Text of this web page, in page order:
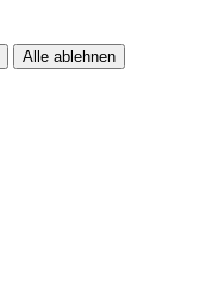
Alle ablehnen